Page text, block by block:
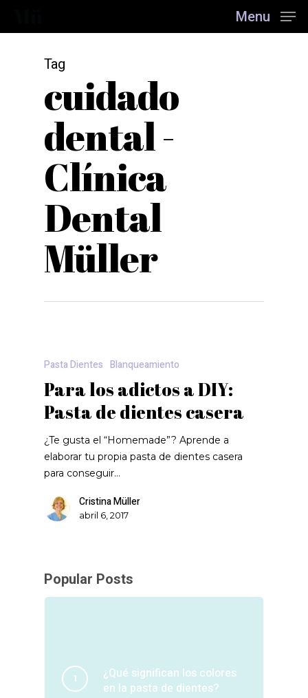
Menu
Tag
cuidado
dental -
Clínica
Dental
Müller
Pasta Dientes Blanqueamiento
Para los adictos a DIY:
Pasta de dientes casera
¿Te gusta el “Homemade”? Aprende a
elaborar tu propia pasta de dientes casera
para conseguir…
Cristina Müller
abril 6, 2017
Popular Posts
¿Qué significan los colores
en la pasta de dientes?